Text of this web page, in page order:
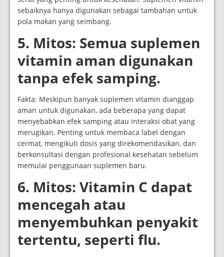
sebaiknya hanya digunakan sebagai tambahan untuk
pola makan yang seimbang.
5. Mitos: Semua suplemen
vitamin aman digunakan
tanpa efek samping.
Fakta: Meskipun banyak suplemen vitamin dianggap
aman untuk digunakan, ada beberapa yang dapat
menyebabkan efek samping atau interaksi obat yang
merugikan. Penting untuk membaca label dengan
cermat, mengikuti dosis yang direkomendasikan, dan
berkonsultasi dengan profesional kesehatan sebelum
memulai penggunaan suplemen baru.
6. Mitos: Vitamin C dapat
mencegah atau
menyembuhkan penyakit
tertentu, seperti flu.